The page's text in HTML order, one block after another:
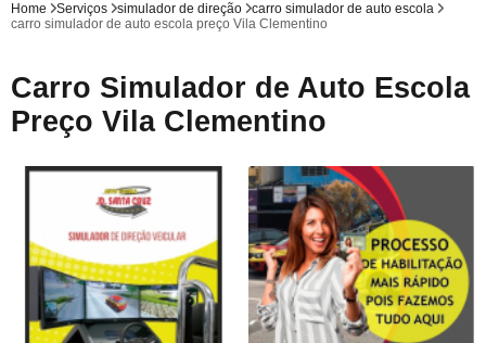
Home Serviços simulador de direção
carro simulador de auto escola
carro simulador de auto escola preço Vila Clementino
Carro Simulador de Auto Escola
Preço Vila Clementino